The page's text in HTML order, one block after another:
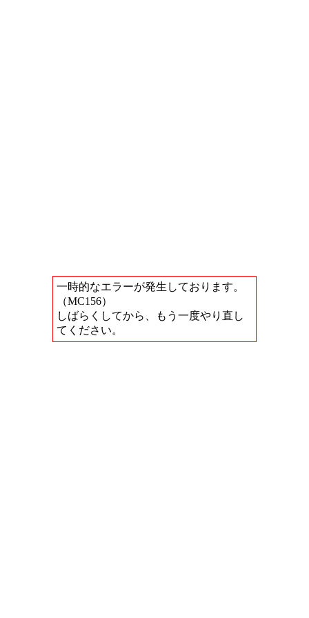
一時的なエラーが発生しております。
（MC156）
しばらくしてから、もう一度やり直し
てください。